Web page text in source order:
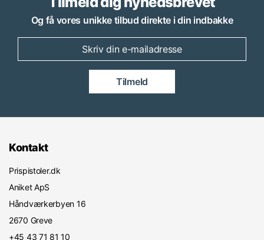
Og få vores unikke tilbud direkte i din indbakke
Tilmeld
Kontakt
Prispistoler.dk
Aniket ApS
Håndværkerbyen 16
2670 Greve
+45 43 71 81 10